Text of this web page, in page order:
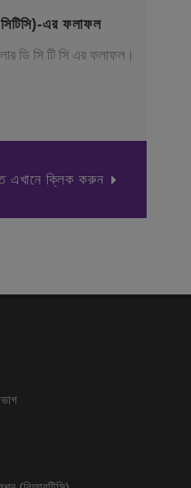
এর ফলাফল
ডি সি টি সি এর ফলাফল।
এখানে ক্লিক করুন